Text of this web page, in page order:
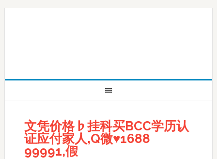
文凭价格♭挂科买BCC学历认
证应付家人,Q微♥1688
99991,假